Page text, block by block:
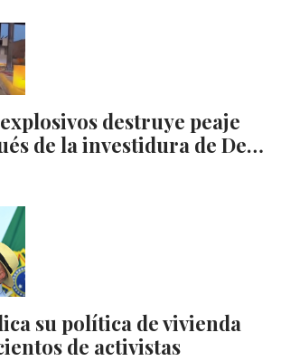
destruye peaje
de la investidura de De…
su política de vivienda
de activistas